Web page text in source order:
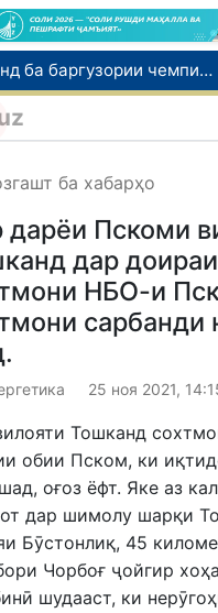
Шаҳрвандони Ӯзбекистон метавонанд дар доираи барномаи H-2A ба корҳои мавсимии кишоварзӣ дар ИМА сафарбар шаванд
Намояндагии Агентии муҳоҷират дар Москва моҳи июл ба зиёда аз 1,8 ҳазор шаҳрванди Ӯзбекистон кумак расонд
ба хабарҳо
дарёи Пскоми
дар
НБО-и
сарбанди
25 ноя 2021,
Тошканд
обии Пском, ки
оғоз ёфт. Яке аз
дар шимолу шарқи
Бӯстонлиқ, 45
Чорбоғ ҷойгир
шудааст, ки